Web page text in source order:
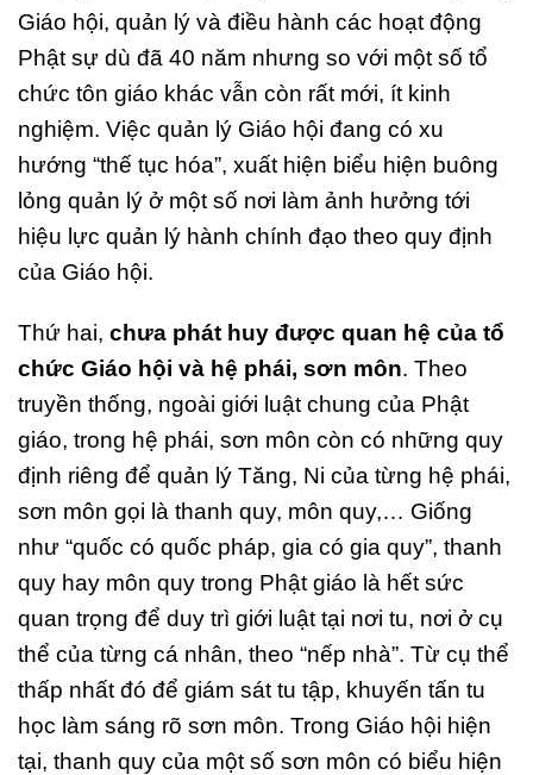
Giáo hội, quản lý và điều hành các hoạt động
Phật sự dù đã 40 năm nhưng so với một số tổ
chức tôn giáo khác vẫn còn rất mới, ít kinh
nghiệm. Việc quản lý Giáo hội đang có xu
hướng “thế tục hóa”, xuất hiện biểu hiện buông
lỏng quản lý ở một số nơi làm ảnh hưởng tới
hiệu lực quản lý hành chính đạo theo quy định
của Giáo hội.
Thứ hai, chưa phát huy được quan hệ của tổ
chức Giáo hội và hệ phái, sơn môn. Theo
truyền thống, ngoài giới luật chung của Phật
giáo, trong hệ phái, sơn môn còn có những quy
định riêng để quản lý Tăng, Ni của từng hệ phái,
sơn môn gọi là thanh quy, môn quy,… Giống
như “quốc có quốc pháp, gia có gia quy”, thanh
quy hay môn quy trong Phật giáo là hết sức
quan trọng để duy trì giới luật tại nơi tu, nơi ở cụ
thể của từng cá nhân, theo “nếp nhà”. Từ cụ thể
thấp nhất đó để giám sát tu tập, khuyến tấn tu
học làm sáng rõ sơn môn. Trong Giáo hội hiện
tại, thanh quy của một số sơn môn có biểu hiện